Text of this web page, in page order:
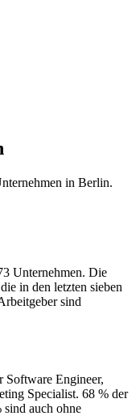
in Berlin.
Unternehmen. Die
in den letzten sieben
sind
Software Engineer,
Specialist. 68 % der
sind auch ohne